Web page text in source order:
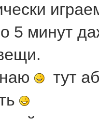
5 минут
тут